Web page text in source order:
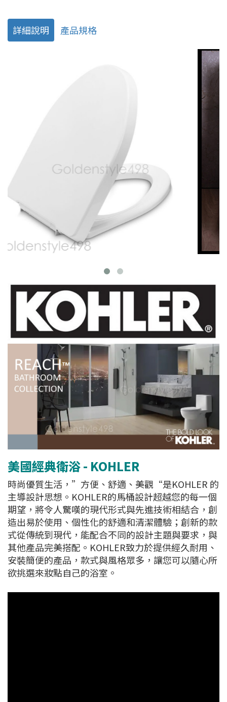
詳細說明 產品規格
美國經典衛浴 - KOHLER
時尚優質生活，”方便、舒適、美觀“是KOHLER 的
主導設計思想。KOHLER的馬桶設計超越您的每一個
期望，將令人驚嘆的現代形式與先進技術相結合，創
造出易於使用、個性化的舒適和清潔體驗；創新的款
式從傳統到現代，能配合不同的設計主題與要求，與
其他產品完美搭配。KOHLER致力於提供經久耐用、
安裝簡便的產品，款式與風格眾多，讓您可以隨心所
欲挑選來妝點自己的浴室。